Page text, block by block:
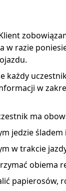
w razie
każdy
w
ma
jedzie
w trakcie
obiema
papierosów,